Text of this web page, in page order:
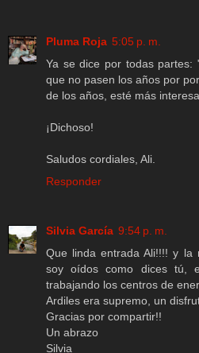
Pluma Roja 5:05 p. m.
Ya se dice por todas
que no pasen los años por
de los años, esté más
¡Dichoso!
Saludos cordiales, Ali.
Responder
Silvia García 9:54 p. m.
Que linda entrada Ali!!!! y la
soy oídos como dices tú,
trabajando los centros de
Ardiles era supremo, un
Gracias por compartir!!
Un abrazo
Silvia